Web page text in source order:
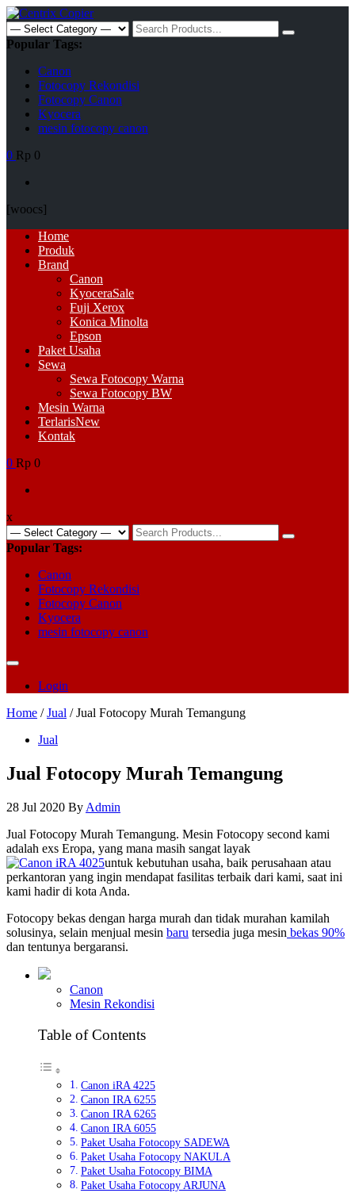
Skip
to
content
Search
for:
Popular Tags:
Canon
Fotocopy Rekondisi
Fotocopy Canon
Kyocera
mesin fotocopy canon
0 Rp 0
[woocs]
Primary
Menu
Home
Produk
Brand
Canon
KyoceraSale
Fuji Xerox
Konica Minolta
Epson
Paket Usaha
Sewa
Sewa Fotocopy Warna
Sewa Fotocopy BW
Mesin Warna
TerlarisNew
Kontak
0 Rp 0
x
Search
for:
Popular Tags:
Canon
Fotocopy Rekondisi
Fotocopy Canon
Kyocera
mesin fotocopy canon
Login
Home /Jual / Jual Fotocopy Murah Temangung
Jual
Jual Fotocopy Murah Temangung
28 Jul 2020 By Admin
Jual Fotocopy Murah Temangung. Mesin Fotocopy second kami
adalah exs Eropa, yang mana masih sangat layak
untuk kebutuhan usaha, baik perusahaan atau
perkantoran yang ingin mendapat fasilitas terbaik dari kami, saat ini
kami hadir di kota Anda.
Fotocopy bekas dengan harga murah dan tidak murahan kamilah
solusinya, selain menjual mesin baru tersedia juga mesin bekas 90%
dan tentunya bergaransi.
Canon
Mesin Rekondisi
Table of Contents
Canon iRA 4225
Canon IRA 6255
Canon IRA 6265
Canon IRA 6055
Paket Usaha Fotocopy SADEWA
Paket Usaha Fotocopy NAKULA
Paket Usaha Fotocopy BIMA
Paket Usaha Fotocopy ARJUNA